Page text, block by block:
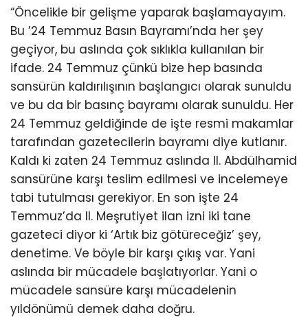
“Öncelikle bir gelişme yaparak başlamayayım.
Bu ’24 Temmuz Basın Bayramı’nda her şey
geçiyor, bu aslında çok sıklıkla kullanılan bir
ifade. 24 Temmuz çünkü bize hep basında
sansürün kaldırılışının başlangıcı olarak sunuldu
ve bu da bir basınç bayramı olarak sunuldu. Her
24 Temmuz geldiğinde de işte resmi makamlar
tarafından gazetecilerin bayramı diye kutlanır.
Kaldı ki zaten 24 Temmuz aslında II. Abdülhamid
sansürüne karşı teslim edilmesi ve incelemeye
tabi tutulması gerekiyor. En son işte 24
Temmuz’da II. Meşrutiyet ilan izni iki tane
gazeteci diyor ki ‘Artık biz götüreceğiz’ şey,
denetime. Ve böyle bir karşı çıkış var. Yani
aslında bir mücadele başlatıyorlar. Yani o
mücadele sansüre karşı mücadelenin
yıldönümü demek daha doğru.